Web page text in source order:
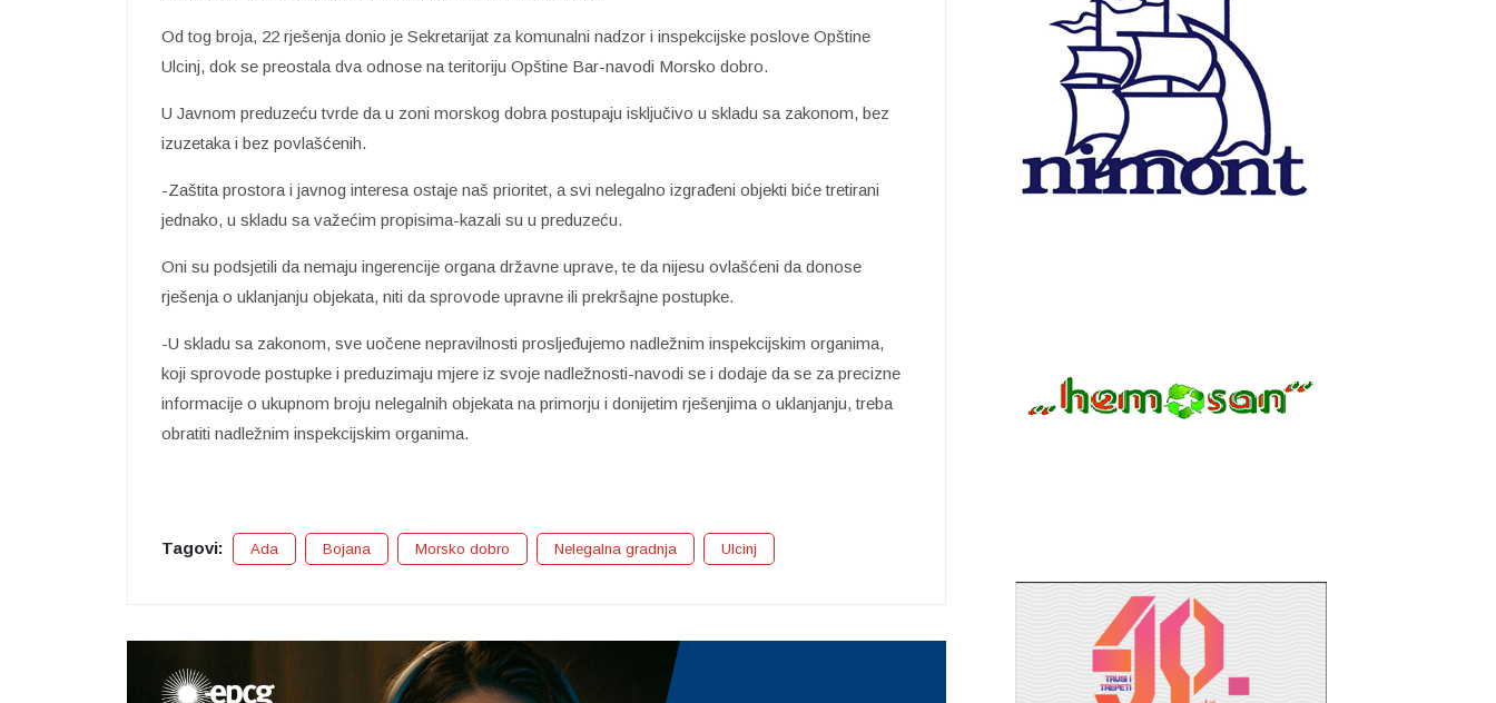
Od tog broja, 22 rješenja donio je Sekretarijat za komunalni nadzor i inspekcijske poslove Opštine
Ulcinj, dok se preostala dva odnose na teritoriju Opštine Bar-navodi Morsko dobro.
U Javnom preduzeću tvrde da u zoni morskog dobra postupaju isključivo u skladu sa zakonom, bez
izuzetaka i bez povlašćenih.
-Zaštita prostora i javnog interesa ostaje naš prioritet, a svi nelegalno izgrađeni objekti biće tretirani
jednako, u skladu sa važećim propisima-kazali su u preduzeću.
Oni su podsjetili da nemaju ingerencije organa državne uprave, te da nijesu ovlašćeni da donose
rješenja o uklanjanju objekata, niti da sprovode upravne ili prekršajne postupke.
-U skladu sa zakonom, sve uočene nepravilnosti prosljeđujemo nadležnim inspekcijskim organima,
koji sprovode postupke i preduzimaju mjere iz svoje nadležnosti-navodi se i dodaje da se za precizne
informacije o ukupnom broju nelegalnih objekata na primorju i donijetim rješenjima o uklanjanju, treba
obratiti nadležnim inspekcijskim organima.
Tagovi: Ada Bojana Morsko dobro Nelegalna gradnja Ulcinj